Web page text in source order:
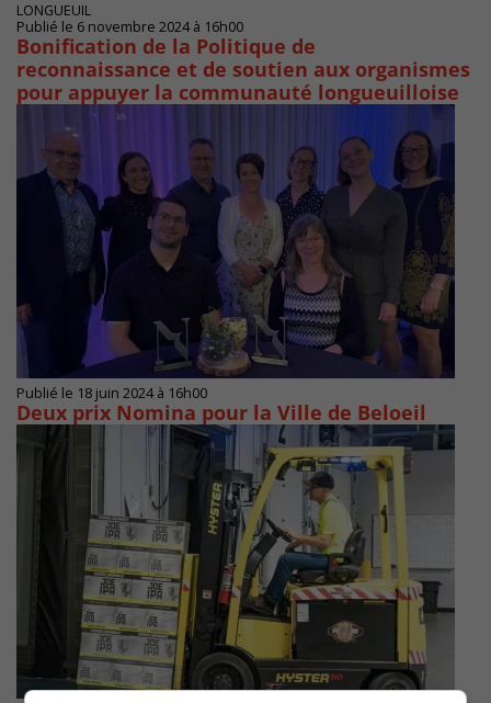
LONGUEUIL
Publié le 6 novembre 2024 à 16h00
Bonification de la Politique de
reconnaissance et de soutien aux organismes
pour appuyer la communauté longueuilloise
Publié le 18 juin 2024 à 16h00
Deux prix Nomina pour la Ville de Beloeil